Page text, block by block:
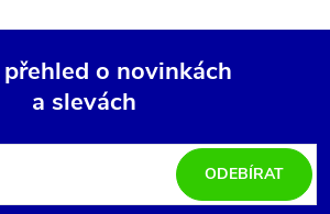
o novinkách
a slevách
ODEBÍRAT